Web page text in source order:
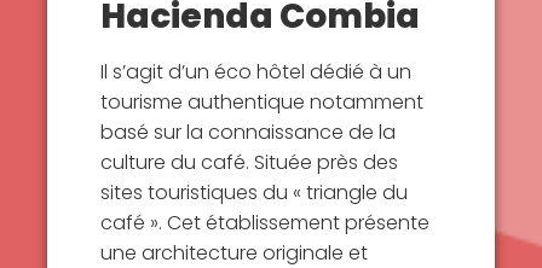
Hacienda Combia
Il s’agit d’un éco hôtel dédié à un
tourisme authentique notamment
basé sur la connaissance de la
culture du café. Située près des
sites touristiques du « triangle du
café ». Cet établissement présente
une architecture originale et